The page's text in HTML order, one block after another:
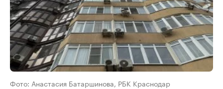
Фото: Анастасия Батаршинова, РБК Краснодар